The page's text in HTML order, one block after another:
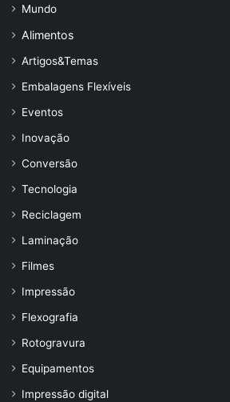
Mundo
Alimentos
Artigos&Temas
Embalagens Flexíveis
Eventos
Inovação
Conversão
Tecnologia
Reciclagem
Laminação
Filmes
Impressão
Flexografia
Rotogravura
Equipamentos
Impressão digital